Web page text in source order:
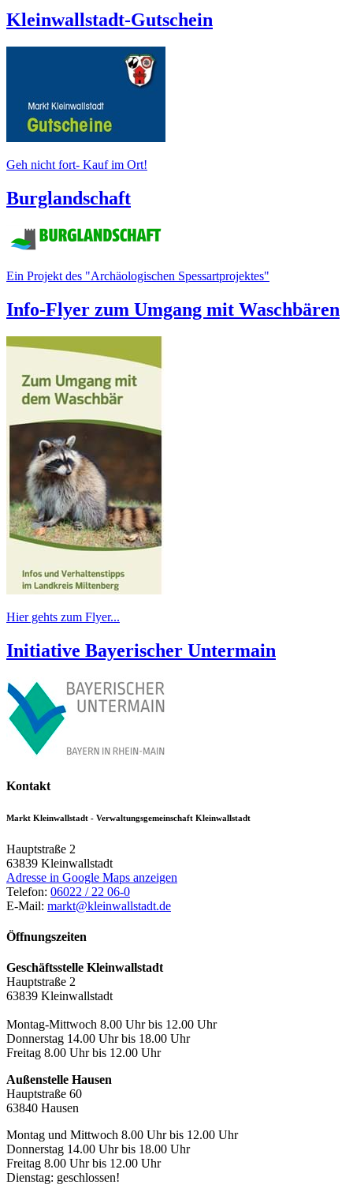
Kleinwallstadt-Gutschein
Geh nicht fort- Kauf im Ort!
Burglandschaft
Ein Projekt des "Archäologischen Spessartprojektes"
Info-Flyer zum Umgang mit Waschbären
Hier gehts zum Flyer...
Initiative Bayerischer Untermain
Kontakt
Markt Kleinwallstadt - Verwaltungsgemeinschaft Kleinwallstadt
Hauptstraße 2
63839 Kleinwallstadt
Adresse in Google Maps anzeigen
Telefon: 06022 / 22 06-0
E-Mail: markt@kleinwallstadt.de
Öffnungszeiten
Geschäftsstelle Kleinwallstadt
Hauptstraße 2
63839 Kleinwallstadt
Montag-Mittwoch 8.00 Uhr bis 12.00 Uhr
Donnerstag 14.00 Uhr bis 18.00 Uhr
Freitag 8.00 Uhr bis 12.00 Uhr
Außenstelle Hausen
Hauptstraße 60
63840 Hausen
Montag und Mittwoch 8.00 Uhr bis 12.00 Uhr
Donnerstag 14.00 Uhr bis 18.00 Uhr
Freitag 8.00 Uhr bis 12.00 Uhr
Dienstag: geschlossen!